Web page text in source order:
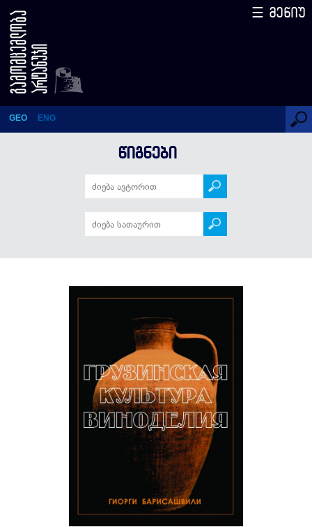
Грузинская Культура
Виноделия
GEO ENG
☰ მენიუ
ᲬᲘᲒᲜᲔᲑᲘ